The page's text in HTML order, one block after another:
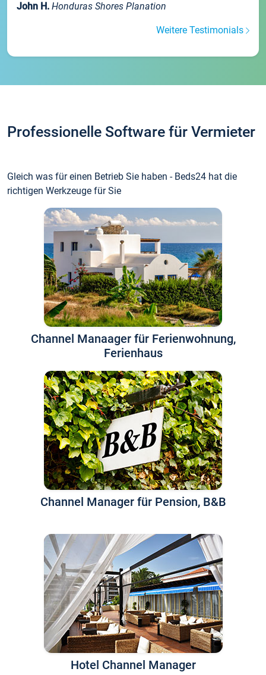
John H. Honduras Shores Planation
Weitere Testimonials
Professionelle Software für Vermieter
Gleich was für einen Betrieb Sie haben - Beds24 hat die
richtigen Werkzeuge für Sie
Channel Manaager für Ferienwohnung,
Ferienhaus
Channel Manager für Pension, B&B
Hotel Channel Manager